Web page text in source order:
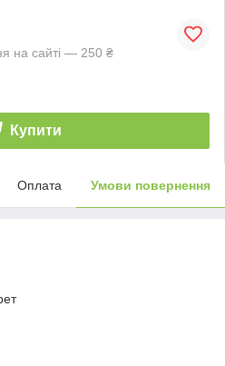
на сайті — 250 ₴
Купити
Оплата Умови повернення